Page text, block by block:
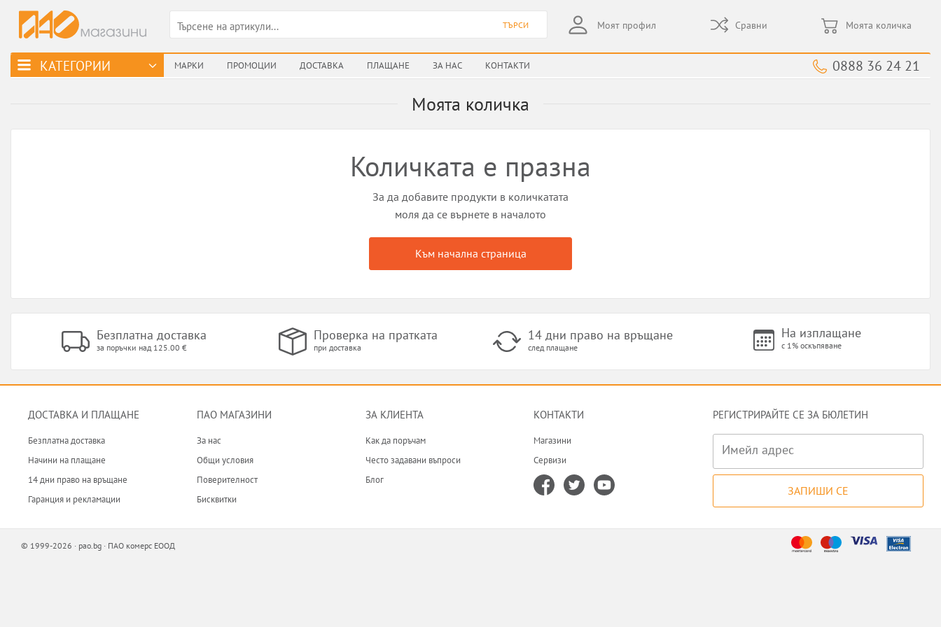
ТЪРСИ Моят профил Сравни Моята количка
КАТЕГОРИИ МАРКИ ПРОМОЦИИ ДОСТАВКА ПЛАЩАНЕ ЗА НАС КОНТАКТИ 0888 36 24 21
Моята количка
Количката е празна
За да добавите продукти в количкатата
моля да се върнете в началото
Към начална страница
Безплатна доставка
за поръчки над 125.00 €
Проверка на пратката
при доставка
14 дни право на връщане
след плащане
На изплащане
с 1% оскъпяване
ДОСТАВКА И ПЛАЩАНЕ
Безплатна доставка
Начини на плащане
14 дни право на връщане
Гаранция и рекламации
ПАО МАГАЗИНИ
За нас
Общи условия
Поверителност
Бисквитки
ЗА КЛИЕНТА
Как да поръчам
Често задавани въпроси
Блог
КОНТАКТИ
Магазини
Сервизи
РЕГИСТРИРАЙТЕ СЕ ЗА БЮЛЕТИН
Имейл адрес
ЗАПИШИ СЕ
© 1999-2026 · pao.bg · ПАО комерс ЕООД